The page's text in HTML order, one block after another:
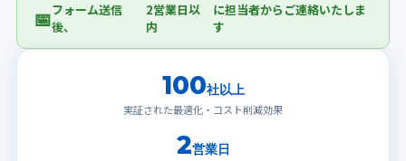
📅フォーム送信
後、
2営業日以
内
に担当者からご連絡いたしま
す
100社以上
実証された最適化・コスト削減効果
2営業日